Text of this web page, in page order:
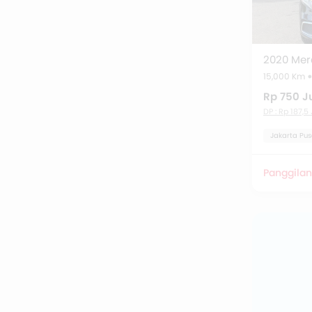
Suzuki
Wuling
15,000 Km
Rp 750
DP : Rp
Jakarta